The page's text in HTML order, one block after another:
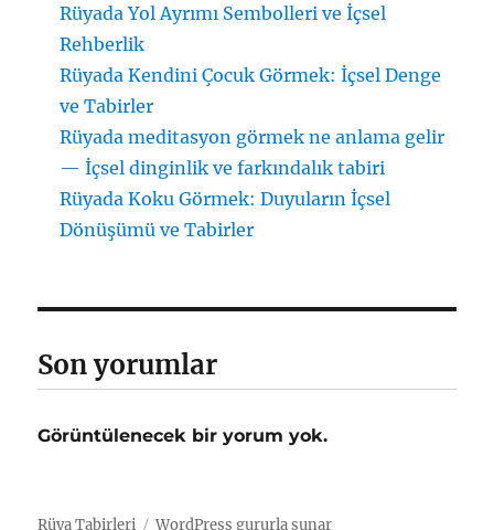
Rüyada Yol Ayrımı Sembolleri ve İçsel
Rehberlik
Rüyada Kendini Çocuk Görmek: İçsel Denge
ve Tabirler
Rüyada meditasyon görmek ne anlama gelir
— İçsel dinginlik ve farkındalık tabiri
Rüyada Koku Görmek: Duyuların İçsel
Dönüşümü ve Tabirler
Son yorumlar
Görüntülenecek bir yorum yok.
Rüya Tabirleri WordPress gururla sunar